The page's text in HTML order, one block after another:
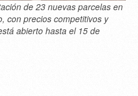
de 23 nuevas parcelas en
con precios competitivos y
abierto hasta el 15 de